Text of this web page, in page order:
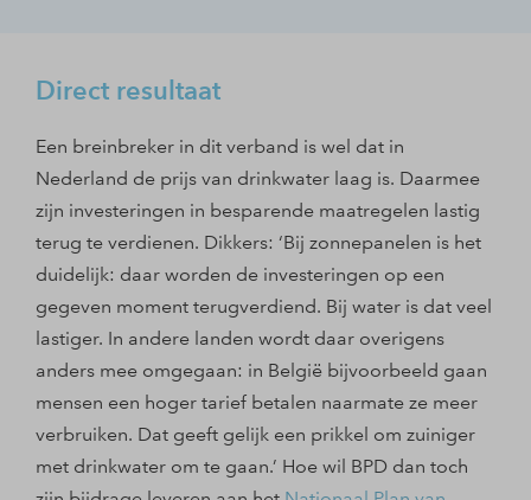
Direct resultaat
Een breinbreker in dit verband is wel dat in
Nederland de prijs van drinkwater laag is. Daarmee
zijn investeringen in besparende maatregelen lastig
terug te verdienen. Dikkers: ‘Bij zonnepanelen is het
duidelijk: daar worden de investeringen op een
gegeven moment terugverdiend. Bij water is dat veel
lastiger. In andere landen wordt daar overigens
anders mee omgegaan: in België bijvoorbeeld gaan
mensen een hoger tarief betalen naarmate ze meer
verbruiken. Dat geeft gelijk een prikkel om zuiniger
met drinkwater om te gaan.’ Hoe wil BPD dan toch